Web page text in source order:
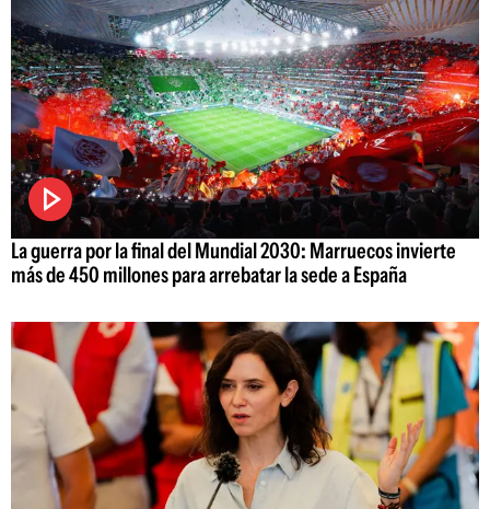
La guerra por la final del Mundial 2030: Marruecos invierte
más de 450 millones para arrebatar la sede a España